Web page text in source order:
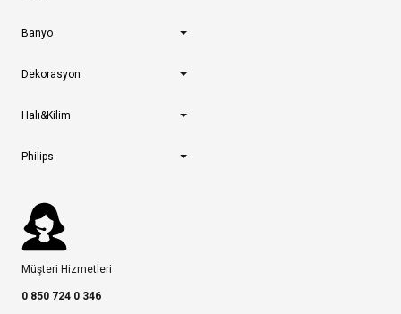
Banyo
Dekorasyon
Halı&Kilim
Philips
Müşteri Hizmetleri
0 850 724 0 346